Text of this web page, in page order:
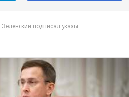
Зеленский подписал указы...